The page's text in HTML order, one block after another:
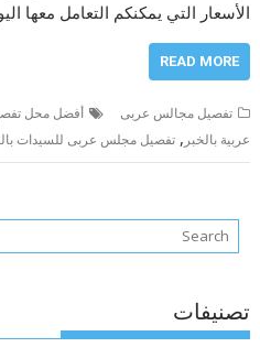
الأسعار التي يمكنكم التعامل معها
READ MORE
تفصيل مجالس عربى أفضل محل
عربية بالخبر ,تفصيل مجلس عربى للسيدات
تصنيفات